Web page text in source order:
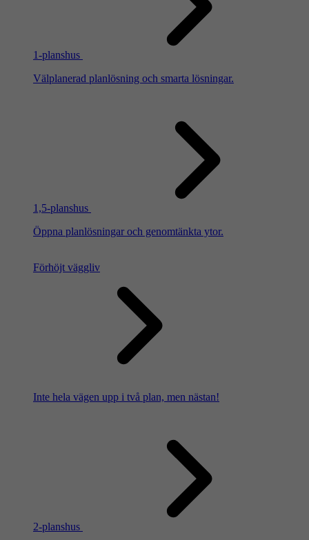
1-planshus
Välplanerad planlösning och smarta lösningar.
1,5-planshus
Öppna planlösningar och genomtänkta ytor.
Förhöjt väggliv
Inte hela vägen upp i två plan, men nästan!
2-planshus